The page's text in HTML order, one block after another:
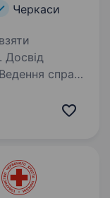
Черкаси
Досвід